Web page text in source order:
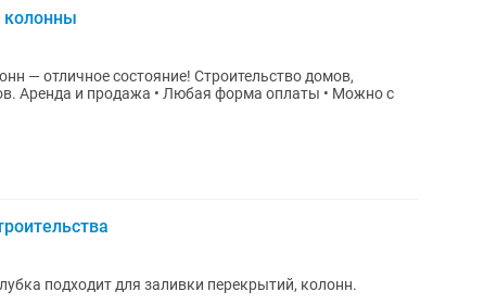
колонны
— отличное состояние! Строительство домов,
Аренда и продажа • Любая форма оплаты • Можно с
подходит для заливки перекрытий, колонн.